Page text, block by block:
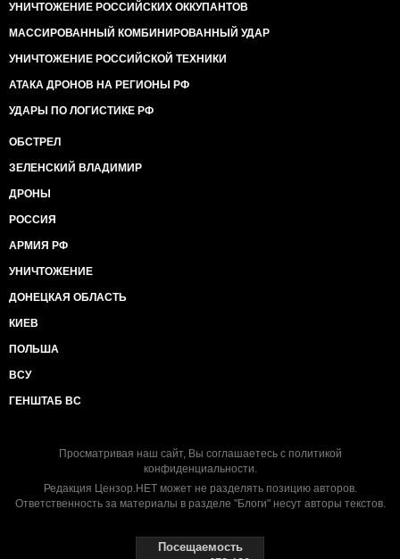
УНИЧТОЖЕНИЕ РОССИЙСКИХ ОККУПАНТОВ
МАССИРОВАННЫЙ КОМБИНИРОВАННЫЙ УДАР
УНИЧТОЖЕНИЕ РОССИЙСКОЙ ТЕХНИКИ
АТАКА ДРОНОВ НА РЕГИОНЫ РФ
УДАРЫ ПО ЛОГИСТИКЕ РФ
ОБСТРЕЛ
ЗЕЛЕНСКИЙ ВЛАДИМИР
ДРОНЫ
РОССИЯ
АРМИЯ РФ
УНИЧТОЖЕНИЕ
ДОНЕЦКАЯ ОБЛАСТЬ
КИЕВ
ПОЛЬША
ВСУ
ГЕНШТАБ ВС
Просматривая наш сайт, Вы соглашаетесь с политикой
конфиденциальности.
Редакция Цензор.НЕТ может не разделять позицию авторов.
Ответственность за материалы в разделе "Блоги" несут авторы текстов.
Посещаемость